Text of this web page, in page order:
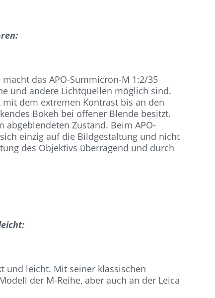
das APO-Summicron-M 1:2/35
und andere Lichtquellen möglich sind.
dem extremen Kontrast bis an den
Bokeh bei offener Blende besitzt.
Zustand. Beim APO-
einzig auf die Bildgestaltung und nicht
des Objektivs überragend und durch
und leicht. Mit seiner klassischen
der M-Reihe, aber auch an der Leica